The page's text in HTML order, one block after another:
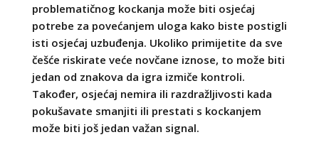
problematičnog kockanja može biti osjećaj
potrebe za povećanjem uloga kako biste postigli
isti osjećaj uzbuđenja. Ukoliko primijetite da sve
češće riskirate veće novčane iznose, to može biti
jedan od znakova da igra izmiče kontroli.
Također, osjećaj nemira ili razdražljivosti kada
pokušavate smanjiti ili prestati s kockanjem
može biti još jedan važan signal.